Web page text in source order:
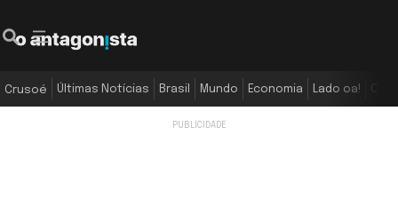
Crusoé Últimas Notícias Brasil Mundo Economia Lado oa!